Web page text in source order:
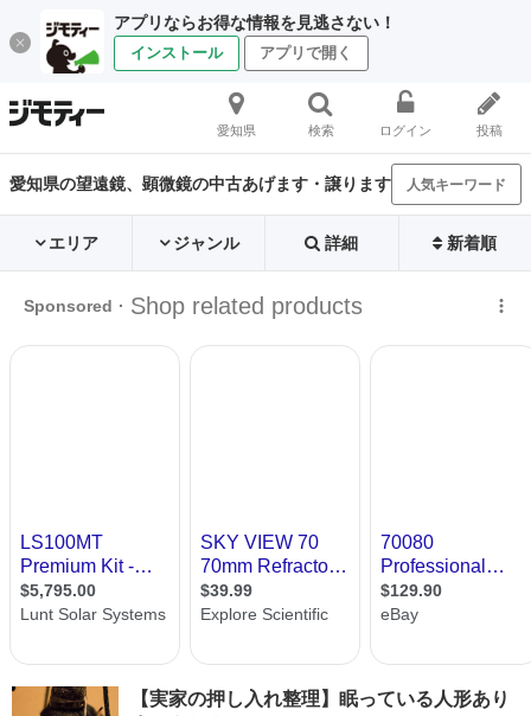
アプリならお得な情報を見逃さない！
インストール アプリで開く
愛知県 検索 ログイン 投稿
愛知県の望遠鏡、顕微鏡の中古あげます・譲ります 人気キーワード
エリア ジャンル 詳細 新着順
【実家の押し入れ整理】眠っている人形あり